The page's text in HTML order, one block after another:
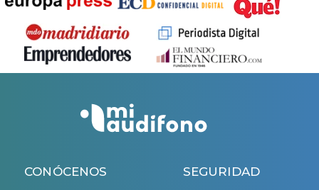
CONÓCENOS SEGURIDAD